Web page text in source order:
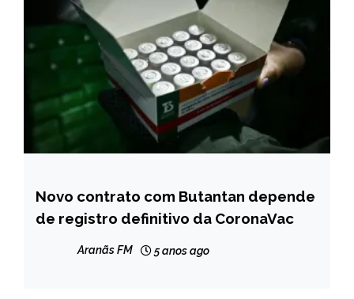
BRASIL
NOTÍCIAS
Novo contrato com Butantan depende
de registro definitivo da CoronaVac
Aranãs FM 5 anos ago